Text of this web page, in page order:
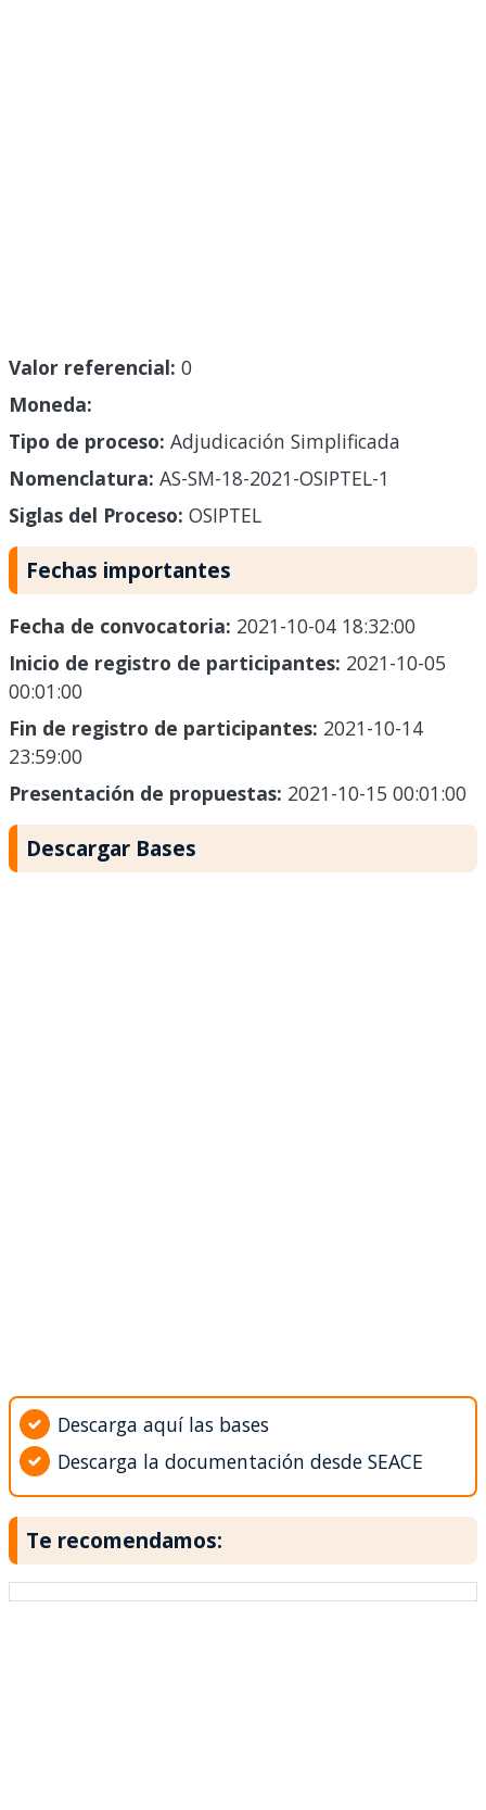
Valor referencial: 0
Moneda:
Tipo de proceso: Adjudicación Simplificada
Nomenclatura: AS-SM-18-2021-OSIPTEL-1
Siglas del Proceso: OSIPTEL
Fechas importantes
Fecha de convocatoria: 2021-10-04 18:32:00
Inicio de registro de participantes: 2021-10-05
00:01:00
Fin de registro de participantes: 2021-10-14
23:59:00
Presentación de propuestas: 2021-10-15 00:01:00
Descargar Bases
Descarga aquí las bases
Descarga la documentación desde SEACE
Te recomendamos: